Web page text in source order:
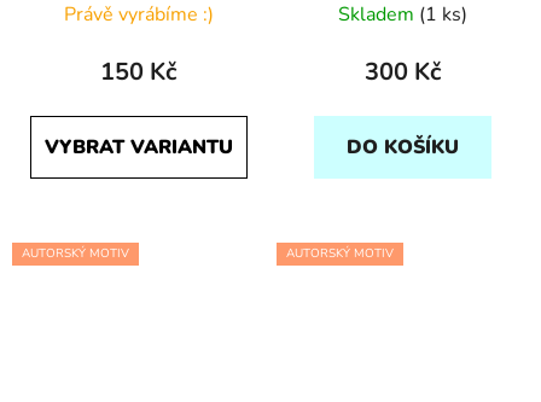
Právě vyrábíme :)
150 Kč
VYBRAT VARIANTU
Skladem (1 ks)
300 Kč
DO KOŠÍKU
AUTORSKÝ MOTIV AUTORSKÝ MOTIV